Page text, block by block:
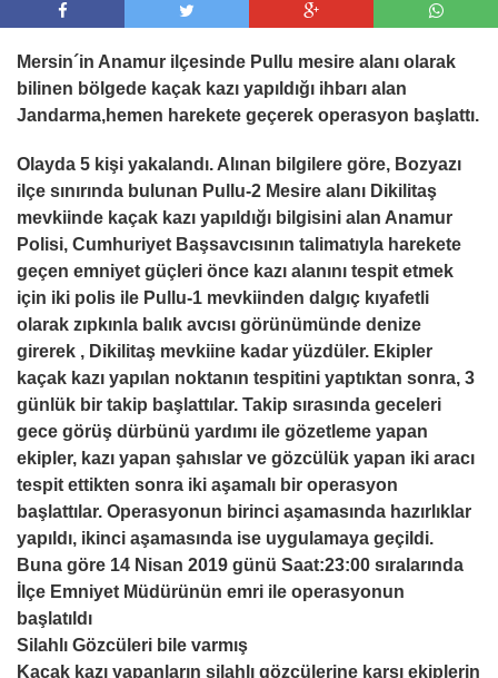
Mersin´in Anamur ilçesinde Pullu mesire alanı olarak
bilinen bölgede kaçak kazı yapıldığı ihbarı alan
Jandarma,hemen harekete geçerek operasyon başlattı.
Olayda 5 kişi yakalandı. Alınan bilgilere göre, Bozyazı
ilçe sınırında bulunan Pullu-2 Mesire alanı Dikilitaş
mevkiinde kaçak kazı yapıldığı bilgisini alan Anamur
Polisi, Cumhuriyet Başsavcısının talimatıyla harekete
geçen emniyet güçleri önce kazı alanını tespit etmek
için iki polis ile Pullu-1 mevkiinden dalgıç kıyafetli
olarak zıpkınla balık avcısı görünümünde denize
girerek , Dikilitaş mevkiine kadar yüzdüler. Ekipler
kaçak kazı yapılan noktanın tespitini yaptıktan sonra, 3
günlük bir takip başlattılar. Takip sırasında geceleri
gece görüş dürbünü yardımı ile gözetleme yapan
ekipler, kazı yapan şahıslar ve gözcülük yapan iki aracı
tespit ettikten sonra iki aşamalı bir operasyon
başlattılar. Operasyonun birinci aşamasında hazırlıklar
yapıldı, ikinci aşamasında ise uygulamaya geçildi.
Buna göre 14 Nisan 2019 günü Saat:23:00 sıralarında
İlçe Emniyet Müdürünün emri ile operasyonun
başlatıldı
Silahlı Gözcüleri bile varmış
Kaçak kazı yapanların silahlı gözcülerine karşı ekiplerin